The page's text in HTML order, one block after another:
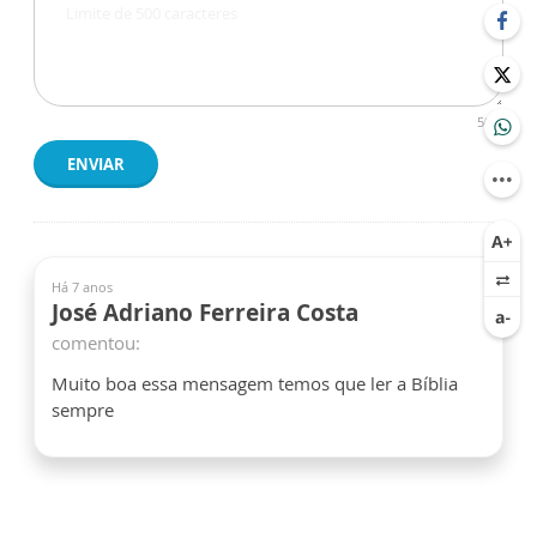
500
ENVIAR
Há 7 anos
José Adriano Ferreira Costa
comentou:
Muito boa essa mensagem temos que ler a Bíblia
sempre